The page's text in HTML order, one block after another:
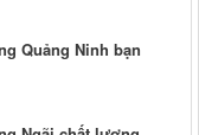
Quảng Ninh bạn